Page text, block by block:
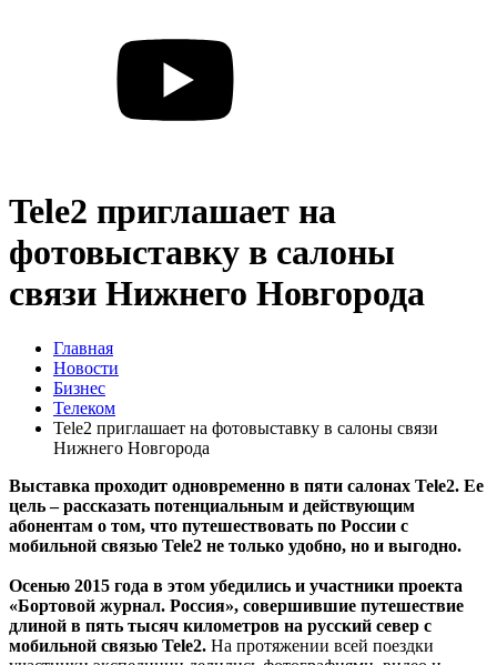
Tele2 приглашает на
фотовыставку в салоны
связи Нижнего Новгорода
Главная
Новости
Бизнес
Телеком
Tele2 приглашает на фотовыставку в салоны связи
Нижнего Новгорода
Выставка проходит одновременно в пяти салонах Tele2. Ее
цель – рассказать потенциальным и действующим
абонентам о том, что путешествовать по России с
мобильной связью Tele2 не только удобно, но и выгодно.
Осенью 2015 года в этом убедились и участники проекта
«Бортовой журнал. Россия», совершившие путешествие
длиной в пять тысяч километров на русский север с
мобильной связью Tele2. На протяжении всей поездки